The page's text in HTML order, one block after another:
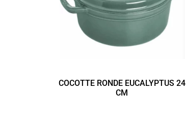
COCOTTE RONDE EUCALYPTUS 24
CM